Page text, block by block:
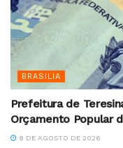
BRASILIA
Prefeitura de
Orçamento Popular
8 DE AGOSTO DE 2026